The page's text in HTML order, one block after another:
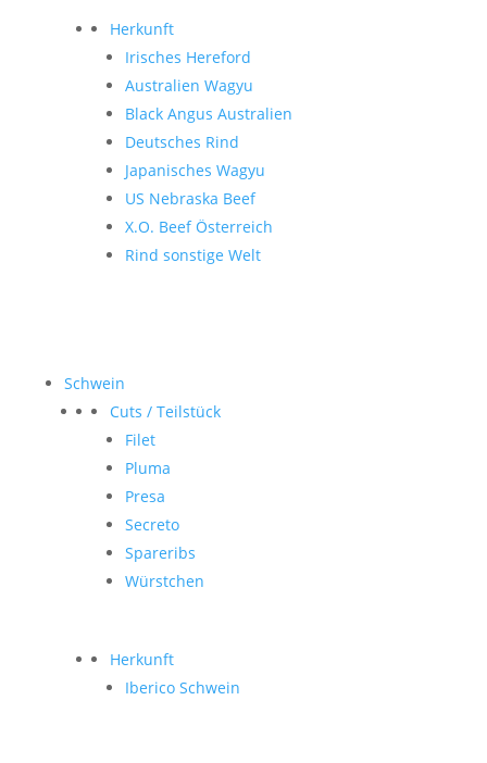
Herkunft
Irisches Hereford
Australien Wagyu
Black Angus Australien
Deutsches Rind
Japanisches Wagyu
US Nebraska Beef
X.O. Beef Österreich
Rind sonstige Welt
Schwein
Cuts / Teilstück
Filet
Pluma
Presa
Secreto
Spareribs
Würstchen
Herkunft
Iberico Schwein